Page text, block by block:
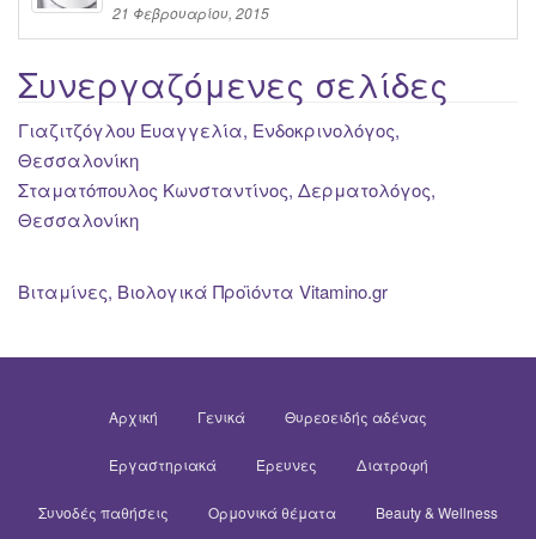
21 Φεβρουαρίου, 2015
Συνεργαζόμενες σελίδες
Γιαζιτζόγλου Ευαγγελία, Ενδοκρινολόγος,
Θεσσαλονίκη
Σταματόπουλος Κωνσταντίνος, Δερματολόγος,
Θεσσαλονίκη
Βιταμίνες, Βιολογικά Προϊόντα Vitamino.gr
Αρχική Γενικά Θυρεοειδής αδένας
Εργαστηριακά Έρευνες Διατροφή
Συνοδές παθήσεις Ορμονικά θέματα Beauty & Wellness